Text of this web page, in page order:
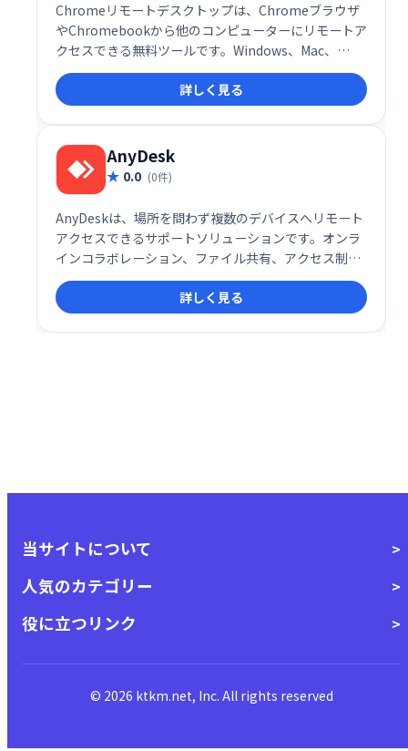
Chromeリモートデスクトップは、Chromeブラウザ
やChromebookから他のコンピューターにリモートア
クセスできる無料ツールです。Windows、Mac、
Linuxに対応し、短期的なリモートサポートから長期
的なファイル・アプリケーションへのアクセスまで、
様々な用途で活用できます。安全な接続で、場所を選
ばずPCを操作可能です。
詳しく見る
AnyDesk
0.0 (0件)
AnyDeskは、場所を問わず複数のデバイスへリモート
アクセスできるサポートソリューションです。オンラ
インコラボレーション、ファイル共有、アクセス制御
などを提供し、快適な操作性と効率的な共同作業を実
現します。ファイルやドキュメントへのスムーズなア
クセスにより、生産性を向上させます。
詳しく見る
当サイトについて
人気のカテゴリー
役に立つリンク
© 2026 ktkm.net, Inc. All rights reserved